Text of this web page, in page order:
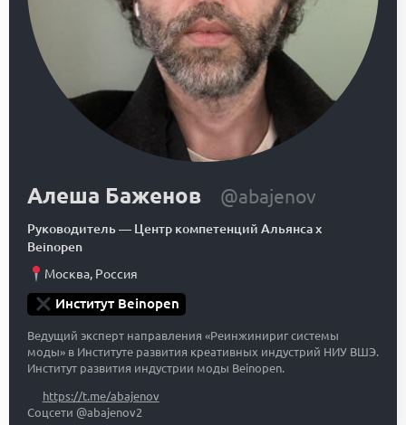
Алеша Баженов @abajenov
Руководитель— Центр компетенций Альянса x
Beinopen
Москва, Россия
Институт Beinopen
Ведущий эксперт направления «Реинжинириг системы
моды» в Институте развития креативных индустрий НИУ ВШЭ.
Институт развития индустрии моды Beinopen.
https://t.me/abajenov
Соцсети @abajenov2